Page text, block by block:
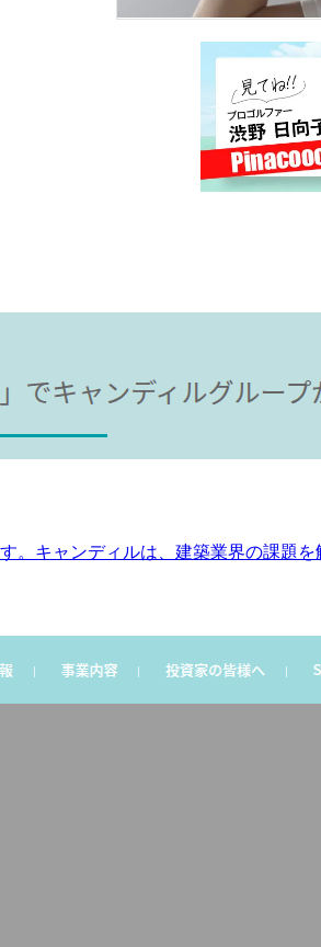
キャンディルは、建築業界の課題